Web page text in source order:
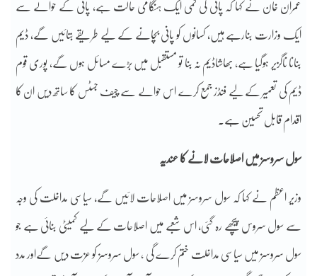
عمران خان نے کہا کہ پانی کی کمی ایک ہنگامی حالت ہے، پانی کے حوالے سے
ایک وزارت بنارہے ہیں، کسانوں کو پانی بچانے کے لیے طریقے بتائیں گے، ڈیم
بنانا ناگزیر ہوگیا ہے، بھاشاڈیم نہ بنا تو مستقبل میں بڑے مسائل ہوں گے، پوری قوم
ڈیم کی تعمیر کے لیے فنڈز جمع کرے اس حوالے سے چیف جسٹس کا ساتھ دیں ان کا
اقدام قابل تحسین ہے۔
سول سروسز میں اصلاحات لانے کا عندیہ
وزیر اعظم نے کہا کہ سول سروسز میں اصلاحات لائیں گے، سیاسی مداخلت کی وجہ
سے سول سروس پیچھے رہ گئی، اس شعبے میں اصلاحات کے لیے کمیٹی بنائی ہے جو
سول سروسز میں سیاسی مداخلت ختم کرے گی ، سول سروسز کو عزت دیں گےاور مدد